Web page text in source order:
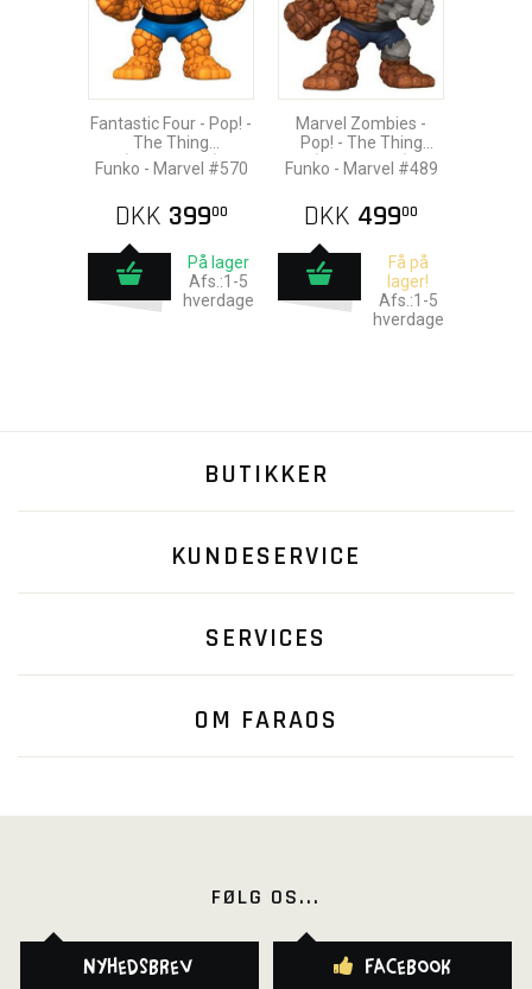
Fantastic Four - Pop! -
The Thing
(Supersized)
Funko - Marvel #570
DKK 39900
På lager
Afs.:1-5
hverdage
Marvel Zombies -
Pop! - The Thing
(Supersized)
Funko - Marvel #489
DKK 49900
Få på
lager!
Afs.:1-5
hverdage
BUTIKKER
KUNDESERVICE
SERVICES
OM FARAOS
FØLG OS...
Nyhedsbrev Facebook